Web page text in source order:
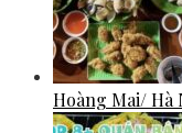
Hoàng Mai/ Hà